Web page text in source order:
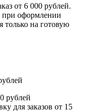
от 6 000 рублей.
при оформлении
только на готовую
для заказов от 15